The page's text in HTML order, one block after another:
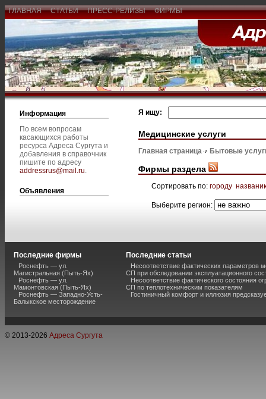
ГЛАВНАЯ СТАТЬИ ПРЕСС-РЕЛИЗЫ ФИРМЫ
Информация
По всем вопросам
касающихся работы
ресурса Адреса Сургута и
добавления в справочник
пишите по адресу
addressrus@mail.ru.
Объявления
Я ищу:
Медицинские услуги
Главная страница Бытовые
Фирмы раздела
Сортировать по: городу
Выберите регион:
Последние фирмы
Роснефть — ул.
Магистральная (Пыть-Ях)
Роснефть — ул.
Мамонтовская (Пыть-Ях)
Роснефть — Западно-Усть-
Балыкское месторождение
Последние статьи
Несоответствие фактических параметров
СП при обследовании эксплуатационного
Несоответствие фактического состояния
СП по теплотехническим показателям
Гостиничный комфорт и иллюзия
© 2013-2026 Адреса Сургута